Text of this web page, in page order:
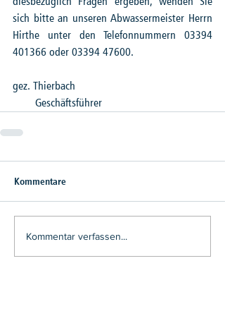
sich bitte an unseren Abwassermeister Herrn
Hirthe unter den Telefonnummern 03394
401366 oder 03394 47600.
gez. Thierbach
Geschäftsführer
Kommentare
Kommentar verfassen...